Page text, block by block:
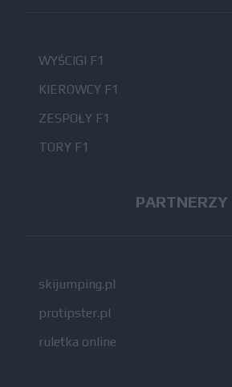
WYŚCIGI F1
KIEROWCY F1
ZESPOŁY F1
TORY F1
PARTNERZY
skijumping.pl
protipster.pl
ruletka online